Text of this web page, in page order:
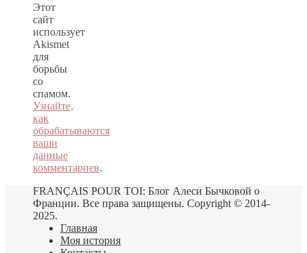
Этот
сайт
использует
Akismet
для
борьбы
со
спамом.
Узнайте,
как
обрабатываются
ваши
данные
комментариев.
FRANÇAIS POUR TOI: Блог Алеси Бычковой о
Франции. Все права защищены. Copyright © 2014-
2025.
Главная
Моя история